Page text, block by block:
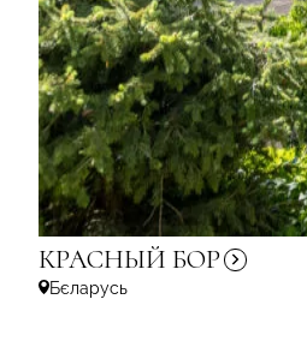
КРАСНЫЙ БОР
Бєларусь